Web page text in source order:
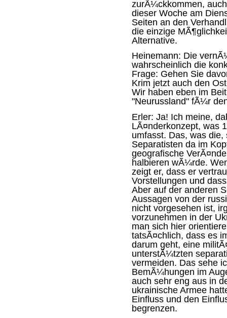
zurÃ¼ckkommen,
dieser Woche am
Seiten an den
die einzige
Alternative.
Heinemann: Die
wahrscheinlich die
Frage: Gehen Sie
Krim jetzt auch den
Wir haben eben im
"Neurussland" fÃ¼r
Erler: Ja! Ich meine,
LÃ¤nderkonzept, was
umfasst. Das, was
Separatisten da im
geografische
halbieren wÃ¼rde.
zeigt er, dass er
Vorstellungen und
Aber auf der anderen
Aussagen von der
nicht vorgesehen ist,
vorzunehmen in der
man sich hier
tatsÃ¤chlich, dass es
darum geht, eine
unterstÃ¼tzten
vermeiden. Das sehe
BemÃ¼hungen im
auch sehr eng aus in
ukrainische Armee
Einfluss und den
begrenzen.